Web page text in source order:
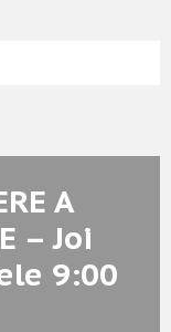
A
– Joi
9:00